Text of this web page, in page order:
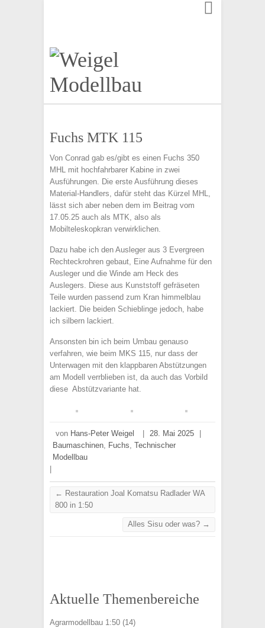
Fuchs MTK 115
Von Conrad gab es/gibt es einen Fuchs 350
MHL mit hochfahrbarer Kabine in zwei
Ausführungen. Die erste Ausführung dieses
Material-Handlers, dafür steht das Kürzel MHL,
lässt sich aber neben dem im Beitrag vom
17.05.25 auch als MTK, also als
Mobilteleskopkran verwirklichen.
Dazu habe ich den Ausleger aus 3 Evergreen
Rechteckrohren gebaut, Eine Aufnahme für den
Ausleger und die Winde am Heck des
Auslegers. Diese aus Kunststoff gefräseten
Teile wurden passend zum Kran himmelblau
lackiert. Die beiden Schieblinge jedoch, habe
ich silbern lackiert.
Ansonsten bin ich beim Umbau genauso
verfahren, wie beim MKS 115, nur dass der
Unterwagen mit den klappbaren Abstützungen
am Modell verrblieben ist, da auch das Vorbild
diese Abstützvariante hat.
von Hans-Peter Weigel 28. Mai 2025
Baumaschinen, Fuchs, Technischer
Modellbau
← Restauration Joal Komatsu Radlader WA
800 in 1:50
Alles Sisu oder was? →
Aktuelle Themenbereiche
Agrarmodellbau 1:50 (14)